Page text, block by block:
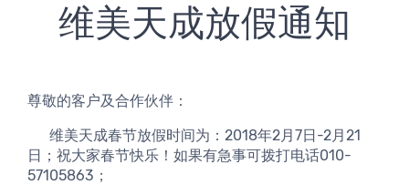
维美天成放假通知
尊敬的客户及合作伙伴：
维美天成春节放假时间为：2018年2月7日-2月21
日；祝大家春节快乐！如果有急事可拨打电话010-
57105863；